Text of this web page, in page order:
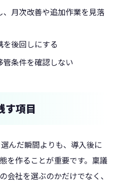
月次改善や追加作業を見落
後回しにする
条件を確認しない
す項目
んだ瞬間よりも、導入後に
を作ることが重要です。稟議
会社を選ぶのかだけでなく、